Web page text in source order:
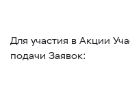
Для участия в Акции
подачи Заявок: